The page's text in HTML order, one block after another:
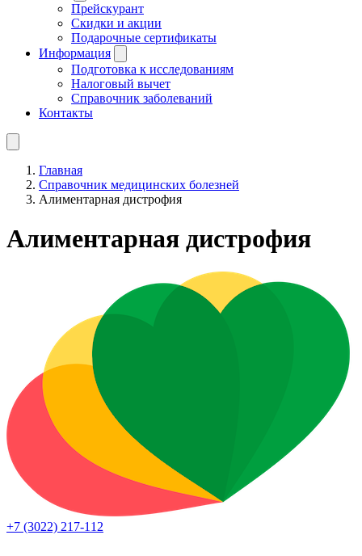
Прейскурант
Скидки и акции
Подарочные сертификаты
Информация
Подготовка к исследованиям
Налоговый вычет
Справочник заболеваний
Контакты
Главная
Справочник медицинских болезней
Алиментарная дистрофия
Алиментарная дистрофия
+7 (3022) 217-112